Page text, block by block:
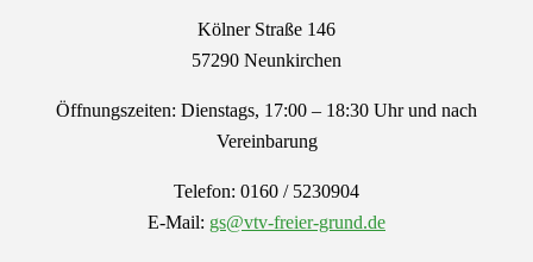
Kölner Straße 146
57290 Neunkirchen
Öffnungszeiten: Dienstags, 17:00 – 18:30 Uhr und nach
Vereinbarung
Telefon: 0160 / 5230904
E-Mail: gs@vtv-freier-grund.de